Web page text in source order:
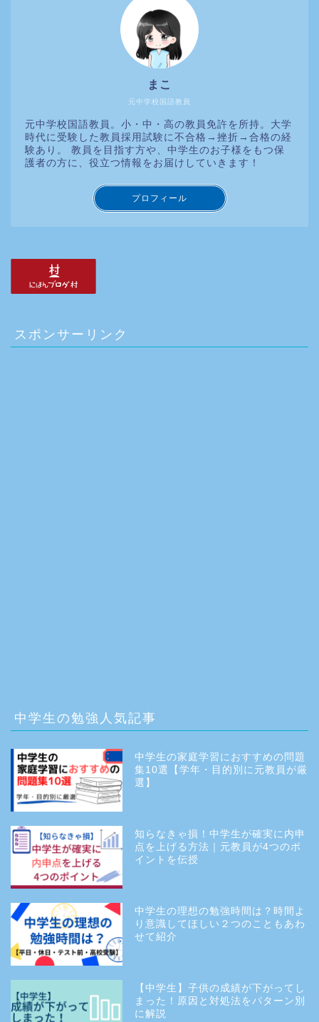
元中学校国語教員
まこ
元中学校国語教員。小・中・高の教員免許を所持。大学
時代に受験した教員採用試験に不合格→挫折→合格の経
験あり。 教員を目指す方や、中学生のお子様をもつ保
護者の方に、役立つ情報をお届けしていきます！
プロフィール
スポンサーリンク
中学生の勉強人気記事
中学生の家庭学習におすすめの問題
集10選【学年・目的別に元教員が厳
選】
知らなきゃ損！中学生が確実に内申
点を上げる方法｜元教員が4つのポ
イントを伝授
中学生の理想の勉強時間は？時間よ
り意識してほしい２つのこともあわ
せて紹介
【中学生】子供の成績が下がってし
まった！原因と対処法をパターン別
に解説